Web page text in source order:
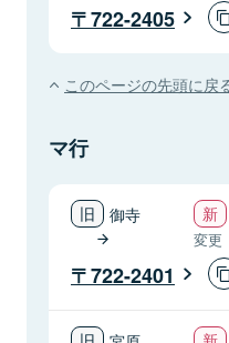
722-2405
このページの先頭に戻
マ行
御寺
変更
722-2401